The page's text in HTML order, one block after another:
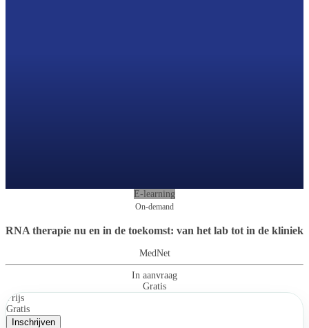
E-learning
On-demand
RNA therapie nu en in de toekomst: van het lab tot in de kliniek
MedNet
In aanvraag
Gratis
Prijs
Gratis
Inschrijven